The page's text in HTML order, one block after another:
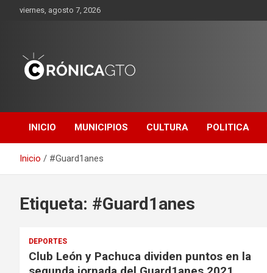
viernes, agosto 7, 2026
GUANAJUATO
INICIO MUNICIPIOS CULTURA POLITICA
Inicio #Guard1anes
Etiqueta: #Guard1anes
DEPORTES
Club León y Pachuca dividen puntos en la